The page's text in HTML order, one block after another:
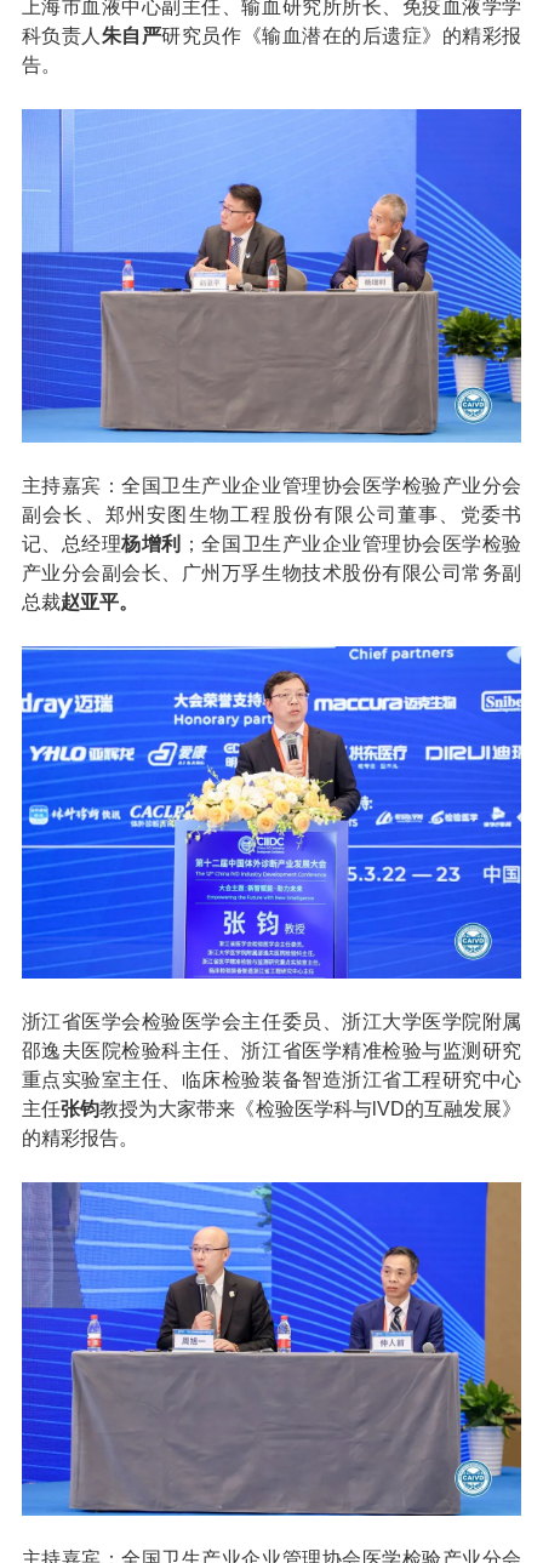
上海市血液中心副主任、输血研究所所长、免疫血液学学
科负责人 朱自严研究员作《输血潜在的后遗症》的精彩报
告。
主持嘉宾：全国卫生产业企业管理协会医学检验产业分会
副会长、郑州安图生物工程股份有限公司董事、党委书
记、总经理杨增利
；全国卫生产业企业管理协会医学检验
产业分会副会长、广州万孚生物技术股份有限公司常务副
总裁赵亚平。
浙江省医学会检验医学会主任委员、浙江大学医学院附属
邵逸夫医院检验科主任、浙江省医学精准检验与监测研究
重点实验室主任、临床检验装备智造浙江省工程研究中心
主任张钧教授为大家带来《检验医学科与lVD的互融发展》
的精彩报告。